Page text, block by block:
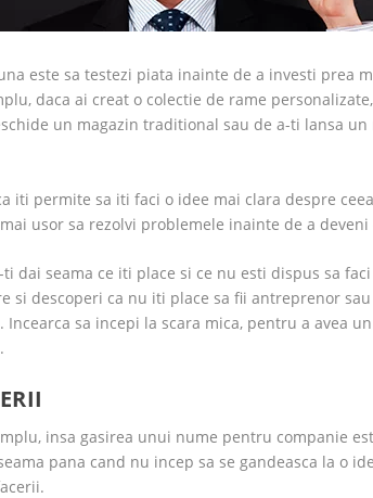
este sa testezi piata inainte de a investi prea
daca ai creat o colectie de rame
un magazin traditional sau de a-ti lansa
iti permite sa iti faci o idee mai clara despre
usor sa rezolvi problemele inainte de a
ti dai seama ce iti place si ce nu esti dispus sa
si descoperi ca nu iti place sa fii antreprenor
Incearca sa incepi la scara mica, pentru a avea
insa gasirea unui nume pentru companie
pana cand nu incep sa se gandeasca la o